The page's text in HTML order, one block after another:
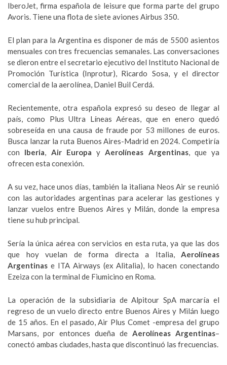
IberoJet, firma española de leisure que forma parte del grupo
Avoris. Tiene una flota de siete aviones Airbus 350.
El plan para la Argentina es disponer de más de 5500 asientos
mensuales con tres frecuencias semanales. Las conversaciones
se dieron entre el secretario ejecutivo del Instituto Nacional de
Promoción Turística (Inprotur), Ricardo Sosa, y el director
comercial de la aerolínea, Daniel Buil Cerdá.
Recientemente, otra española expresó su deseo de llegar al
país, como Plus Ultra Líneas Aéreas, que en enero quedó
sobreseída en una causa de fraude por 53 millones de euros.
Busca lanzar la ruta Buenos Aires-Madrid en 2024. Competiría
con Iberia, Air Europa yAerolíneas Argentinas, que ya
ofrecen esta conexión.
A su vez, hace unos días, también la italiana Neos Air se reunió
con las autoridades argentinas para acelerar las gestiones y
lanzar vuelos entre Buenos Aires y Milán, donde la empresa
tiene su hub principal.
Sería la única aérea con servicios en esta ruta, ya que las dos
que hoy vuelan de forma directa a Italia, Aerolíneas
Argentinas e ITA Airways (ex Alitalia), lo hacen conectando
Ezeiza con la terminal de Fiumicino en Roma.
La operación de la subsidiaria de Alpitour SpA marcaría el
regreso de un vuelo directo entre Buenos Aires y Milán luego
de 15 años. En el pasado, Air Plus Comet -empresa del grupo
Marsans, por entonces dueña de Aerolíneas Argentinas–
conectó ambas ciudades, hasta que discontinuó las frecuencias.